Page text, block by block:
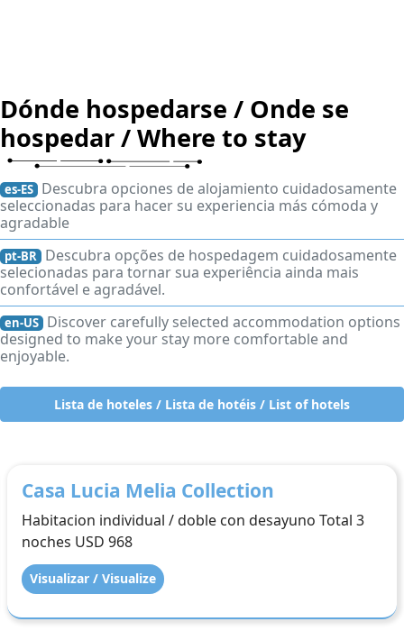
Dónde hospedarse / Onde se
hospedar / Where to stay
es-ES Descubra opciones de alojamiento cuidadosamente
seleccionadas para hacer su experiencia más cómoda y
agradable
pt-BR Descubra opções de hospedagem cuidadosamente
selecionadas para tornar sua experiência ainda mais
confortável e agradável.
en-US Discover carefully selected accommodation options
designed to make your stay more comfortable and
enjoyable.
Lista de hoteles / Lista de hotéis / List of hotels
Hotel Emperador
Habitacion individual / doble con desayuno Total 3
noches USD 72